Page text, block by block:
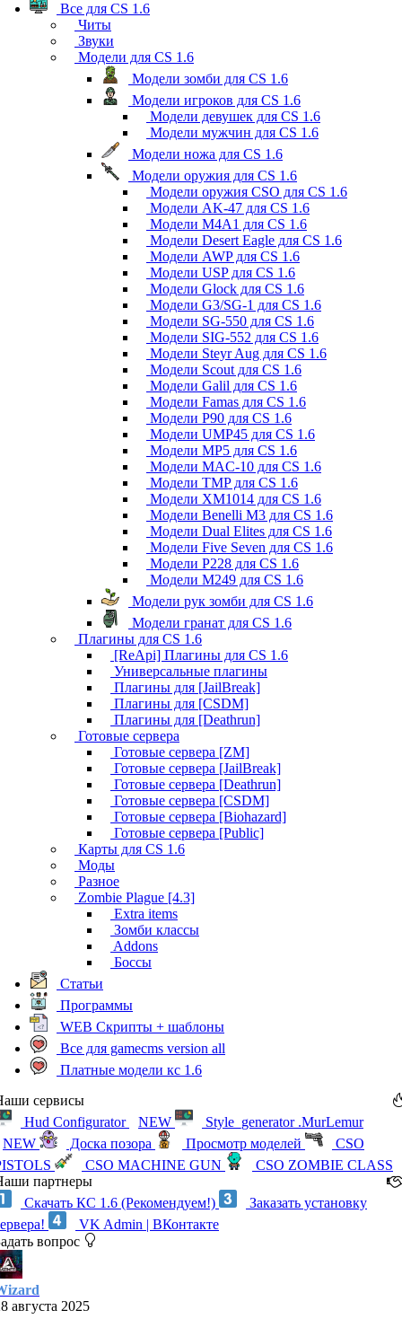
Все для CS 1.6
Читы
Звуки
Модели для CS 1.6
Модели зомби для CS 1.6
Модели игроков для CS 1.6
Модели девушек для CS 1.6
Модели мужчин для CS 1.6
Модели ножа для CS 1.6
Модели оружия для CS 1.6
Модели оружия CSO для CS 1.6
Модели AK-47 для CS 1.6
Модели M4A1 для CS 1.6
Модели Desert Eagle для CS 1.6
Модели AWP для CS 1.6
Модели USP для CS 1.6
Модели Glock для CS 1.6
Модели G3/SG-1 для CS 1.6
Модели SG-550 для CS 1.6
Модели SIG-552 для CS 1.6
Модели Steyr Aug для CS 1.6
Модели Scout для CS 1.6
Модели Galil для CS 1.6
Модели Famas для CS 1.6
Модели P90 для CS 1.6
Модели UMP45 для CS 1.6
Модели MP5 для CS 1.6
Модели MAC-10 для CS 1.6
Модели TMP для CS 1.6
Модели XM1014 для CS 1.6
Модели Benelli M3 для CS 1.6
Модели Dual Elites для CS 1.6
Модели Five Seven для CS 1.6
Модели P228 для CS 1.6
Модели M249 для CS 1.6
Модели рук зомби для CS 1.6
Модели гранат для CS 1.6
Плагины для CS 1.6
[ReApi] Плагины для CS 1.6
Универсальные плагины
Плагины для [JailBreak]
Плагины для [CSDM]
Плагины для [Deathrun]
Готовые сервера
Готовые сервера [ZM]
Готовые сервера [JailBreak]
Готовые сервера [Deathrun]
Готовые сервера [CSDM]
Готовые сервера [Biohazard]
Готовые сервера [Public]
Карты для CS 1.6
Моды
Разное
Zombie Plague [4.3]
Extra items
Зомби классы
Addons
Боссы
Статьи
Программы
WEB Скрипты + шаблоны
Все для gamecms version all
Платные модели кс 1.6
сервисы
Hud Configurator
NEW
Style_generator .MurLemur
NEW
Доска позора Просмотр моделей
CSO
CSO MACHINE GUN
CSO ZOMBIE CLASS
партнеры
Скачать КС 1.6 (Рекомендуем!)
Заказать установку
VK Admin | ВКонтакте
вопрос
августа 2025